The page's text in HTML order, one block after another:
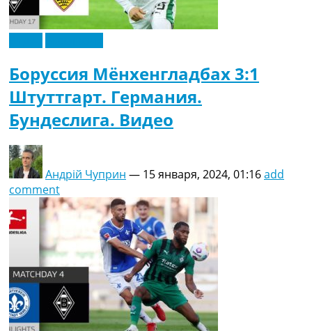
Боруссия Мёнхенгладбах 3:1
Штуттгарт. Германия.
Бундеслига. Видео
Андрій Чуприн — 15 января, 2024, 01:16add
comment